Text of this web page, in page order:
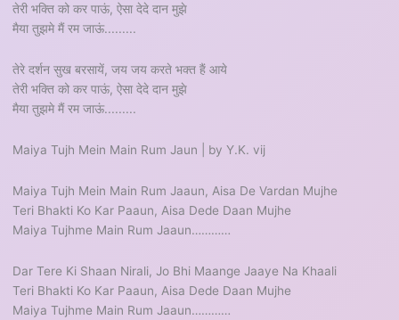
तेरी भक्ति को कर पाऊं, ऐसा देदे दान मुझे
मैया तुझमे मैं रम जाऊं.........
तेरे दर्शन सुख बरसायें, जय जय करते भक्त हैं आये
तेरी भक्ति को कर पाऊं, ऐसा देदे दान मुझे
मैया तुझमे मैं रम जाऊं.........
Maiya Tujh Mein Main Rum Jaun | by Y.K. vij
Maiya Tujh Mein Main Rum Jaaun, Aisa De Vardan Mujhe
Teri Bhakti Ko Kar Paaun, Aisa Dede Daan Mujhe
Maiya Tujhme Main Rum Jaaun…………
Dar Tere Ki Shaan Nirali, Jo Bhi Maange Jaaye Na Khaali
Teri Bhakti Ko Kar Paaun, Aisa Dede Daan Mujhe
Maiya Tujhme Main Rum Jaaun…………